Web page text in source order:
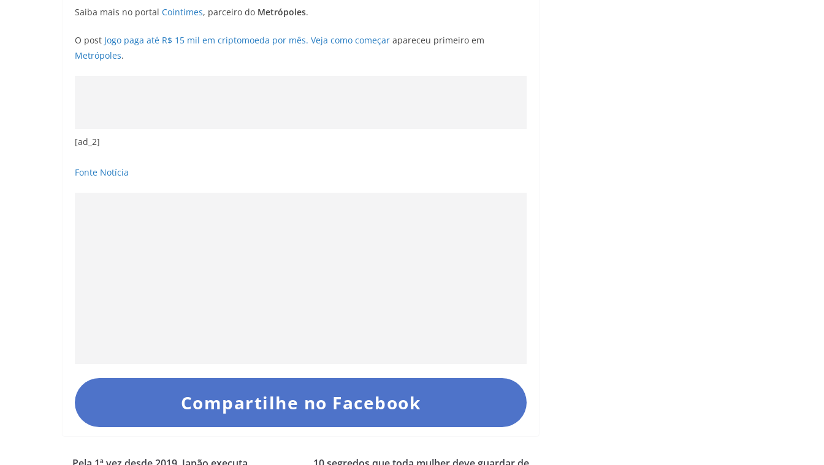
Saiba mais no portal Cointimes, parceiro do Metrópoles.
O post Jogo paga até R$ 15 mil em criptomoeda por mês. Veja como começar apareceu primeiro em
Metrópoles.
[ad_2]
Fonte Notícia
Compartilhe no Facebook